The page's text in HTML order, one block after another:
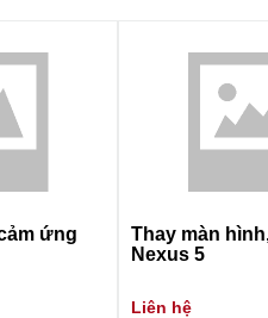
ứng
Thay màn
Nexus 5
Liên hệ